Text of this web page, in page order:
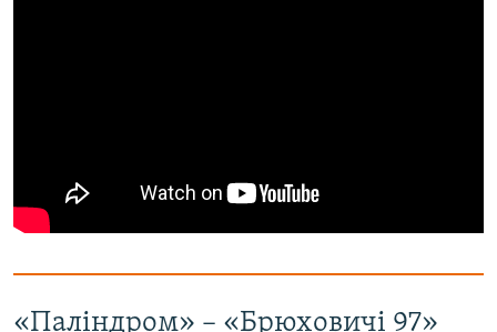
«Паліндром» – «Брюховичі 97»